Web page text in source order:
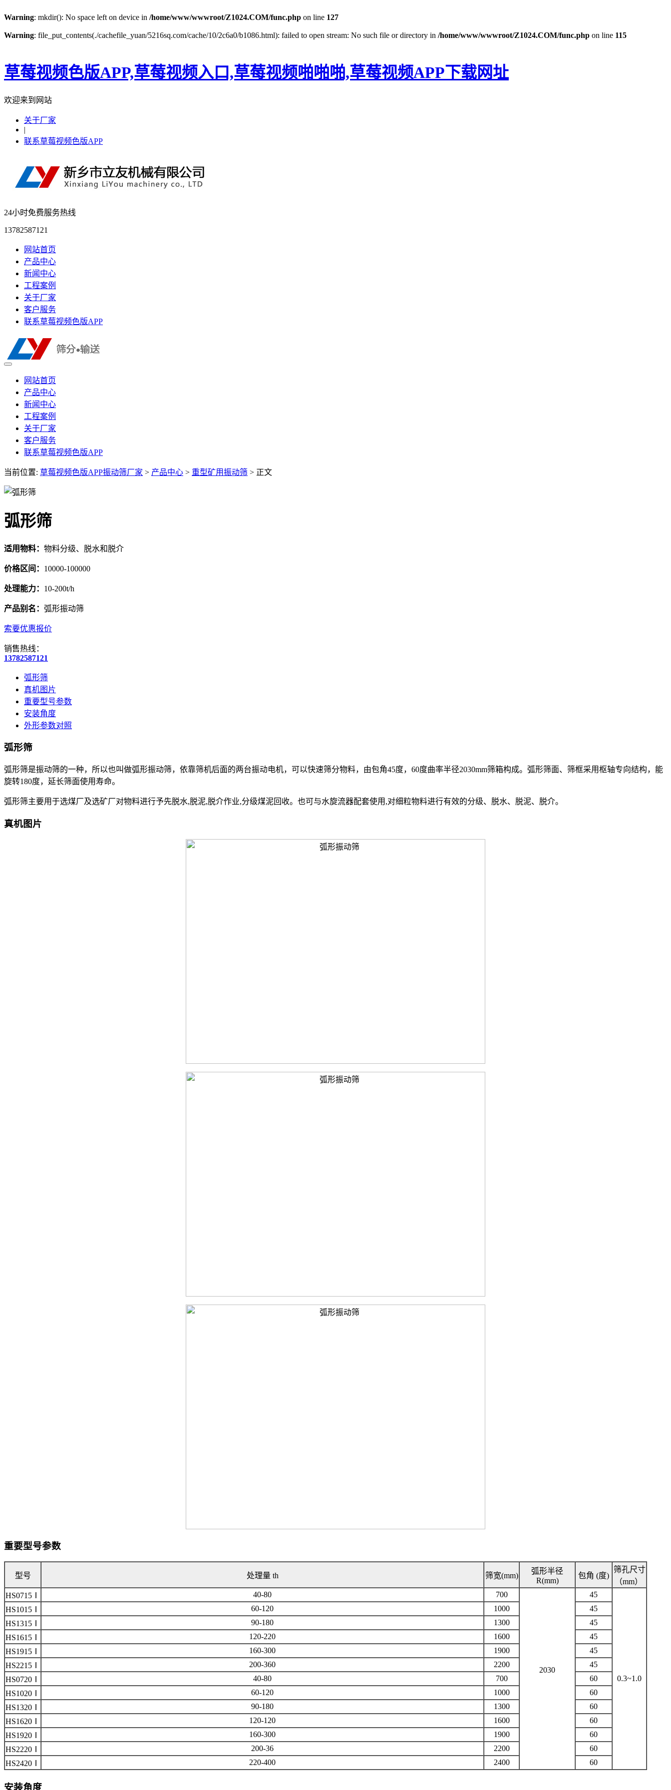
Warning: mkdir(): No space left on device in /home/www/wwwroot/Z1024.COM/func.php on line 127
Warning: file_put_contents(./cachefile_yuan/5216sq.com/cache/10/2c6a0/b1086.html): failed to open stream: No such file or directory in /home/www/wwwroot/Z1024.COM/func.php on line 115
草莓视频色版APP,草莓视频入口,草莓视频啪啪啪,草莓视频APP下载网址
欢迎来到网站
关于厂家
|
联系草莓视频色版APP
24小时免费服务热线
13782587121
网站首页
产品中心
新闻中心
工程案例
关于厂家
客户服务
联系草莓视频色版APP
网站首页
产品中心
新闻中心
工程案例
关于厂家
客户服务
联系草莓视频色版APP
当前位置: 草莓视频色版APP振动筛厂家 > 产品中心 > 重型矿用振动筛 > 正文
弧形筛
适用物料： 物料分级、脱水和脱介
价格区间： 10000-100000
处理能力： 10-200t/h
产品别名： 弧形振动筛
索要优惠报价
销售热线：
13782587121
弧形筛
真机图片
重要型号参数
安装角度
外形参数对照
弧形筛
弧形筛是振动筛的一种，所以也叫做弧形振动筛，依靠筛机后面的两台振动电机，可以快速筛分物料，由包角45度，60度曲率半径2030mm筛箱构成。弧形筛面、筛框采用枢轴专向结构，能
旋转180度，延长筛面使用寿命。
弧形筛主要用于选煤厂及选矿厂对物料进行予先脱水,脱泥,脱介作业,分级煤泥回收。也可与水旋流器配套使用,对细粒物料进行有效的分级、脱水、脱泥、脱介。
真机图片
重要型号参数
型号 处理量 th 筛宽(mm)
弧形半径
R(mm)
包角 (度)
筛孔尺寸
（mm）
HS0715Ⅰ
40-80 700
2030
45
0.3~1.0
HS1015Ⅰ 60-120 1000
45
HS1315Ⅰ
90-180 1300
45
HS1615Ⅰ
120-220 1600
45
HS1915Ⅰ
160-300 1900
45
HS2215Ⅰ
200-360 2200
45
HS0720Ⅰ
40-80 700
60
HS1020Ⅰ
60-120 1000
60
HS1320Ⅰ
90-180 1300
60
HS1620Ⅰ
120-120 1600
60
HS1920Ⅰ
160-300 1900
60
HS2220Ⅰ
200-36 2200
60
HS2420Ⅰ
220-400 2400 60
安装角度